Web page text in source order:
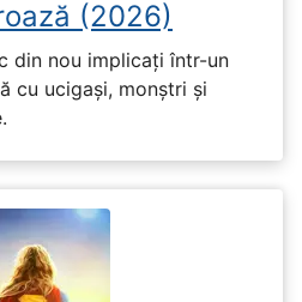
(2026)
din nou implicați într-un
cu ucigași, monștri și